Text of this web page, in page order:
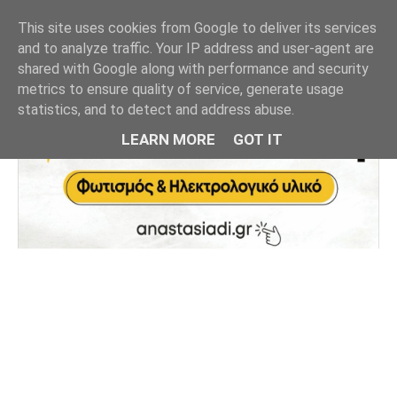
This site uses cookies from Google to deliver its services
and to analyze traffic. Your IP address and user-agent are
shared with Google along with performance and security
metrics to ensure quality of service, generate usage
statistics, and to detect and address abuse.
LEARN MORE GOT IT